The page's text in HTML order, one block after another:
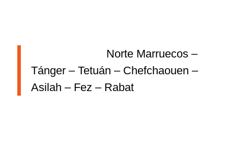
Norte Marruecos –
Tánger – Tetuán – Chefchaouen –
Asilah – Fez – Rabat